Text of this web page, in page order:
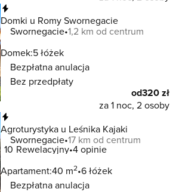
Domki u Romy Swornegacie
Swornegacie 1,2 km od centrum
Domek:5 łóżek
Bezpłatna anulacja
Bez przedpłaty
od320 zł
za 1 noc, 2 osoby
Agroturystyka u Leśnika Kajaki
Swornegacie 17 km od centrum
10 Rewelacyjny 4 opinie
Apartament:40 m2 6 łóżek
Bezpłatna anulacja